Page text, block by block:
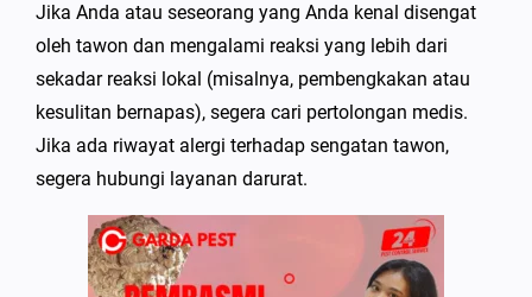
Jika Anda atau seseorang yang Anda kenal disengat
oleh tawon dan mengalami reaksi yang lebih dari
sekadar reaksi lokal (misalnya, pembengkakan atau
kesulitan bernapas), segera cari pertolongan medis.
Jika ada riwayat alergi terhadap sengatan tawon,
segera hubungi layanan darurat.